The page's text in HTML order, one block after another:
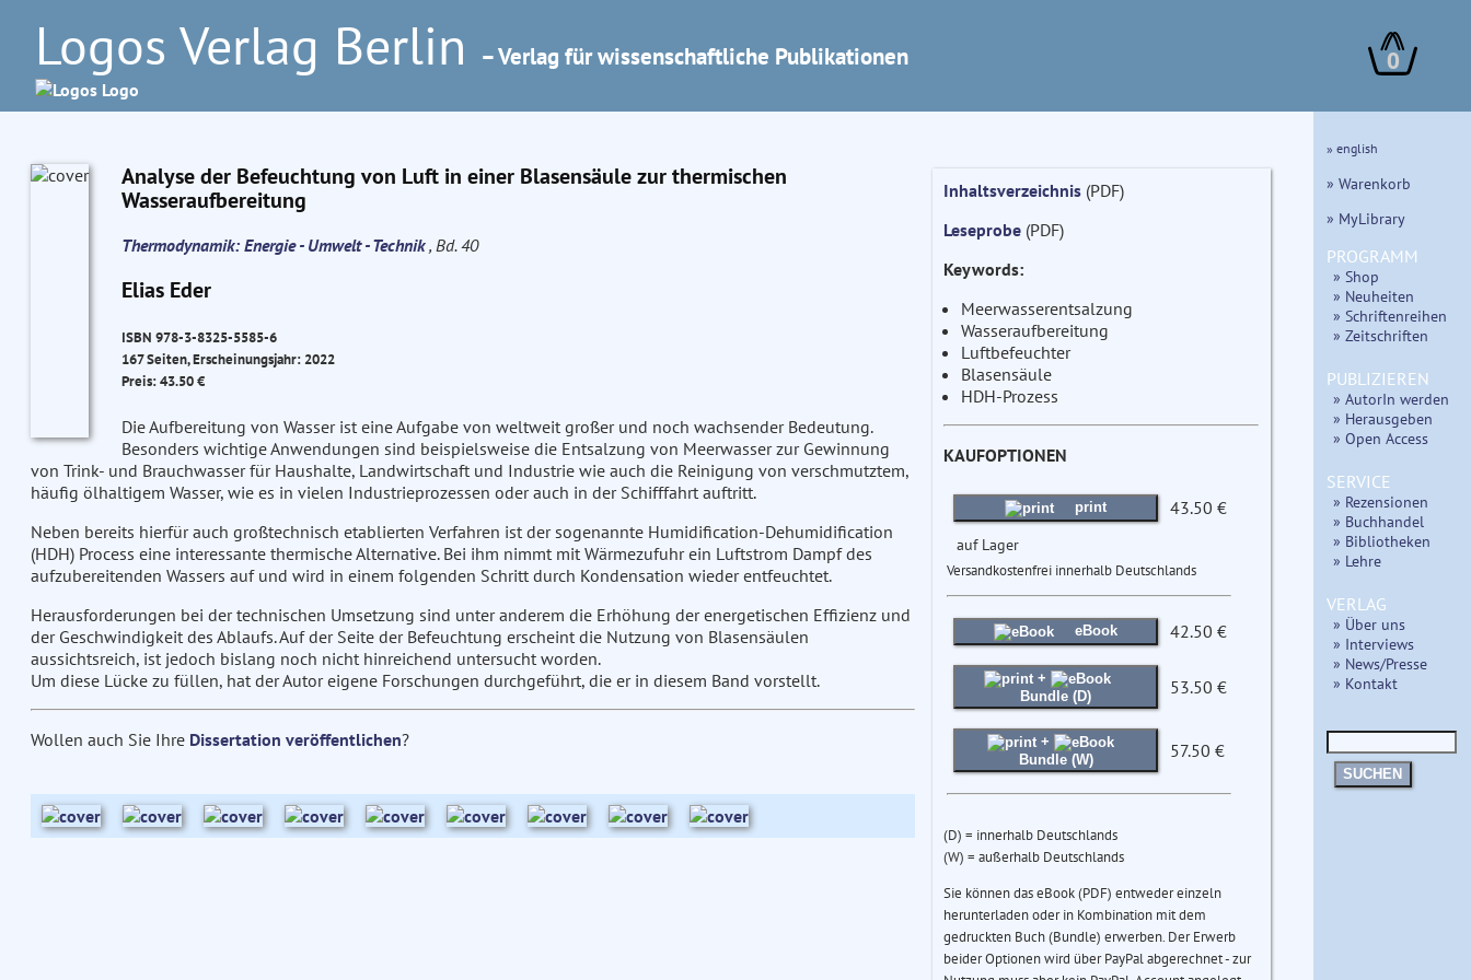
Logos Verlag Berlin – Verlag für wissenschaftliche Publikationen 0
Analyse der Befeuchtung von Luft in einer Blasensäule zur thermischen
Wasseraufbereitung
Thermodynamik: Energie - Umwelt - Technik, Bd. 40
Elias Eder
ISBN 978-3-8325-5585-6
167 Seiten, Erscheinungsjahr: 2022
Preis: 43.50 €
Die Aufbereitung von Wasser ist eine Aufgabe von weltweit großer und noch wachsender Bedeutung.
Besonders wichtige Anwendungen sind beispielsweise die Entsalzung von Meerwasser zur Gewinnung
von Trink- und Brauchwasser für Haushalte, Landwirtschaft und Industrie wie auch die Reinigung von verschmutztem,
häufig ölhaltigem Wasser, wie es in vielen Industrieprozessen oder auch in der Schifffahrt auftritt.
Neben bereits hierfür auch großtechnisch etablierten Verfahren ist der sogenannte Humidification-Dehumidification
(HDH) Process eine interessante thermische Alternative. Bei ihm nimmt mit Wärmezufuhr ein Luftstrom Dampf des
aufzubereitenden Wassers auf und wird in einem folgenden Schritt durch Kondensation wieder entfeuchtet.
Herausforderungen bei der technischen Umsetzung sind unter anderem die Erhöhung der energetischen Effizienz und
der Geschwindigkeit des Ablaufs. Auf der Seite der Befeuchtung erscheint die Nutzung von Blasensäulen
aussichtsreich, ist jedoch bislang noch nicht hinreichend untersucht worden.
Um diese Lücke zu füllen, hat der Autor eigene Forschungen durchgeführt, die er in diesem Band vorstellt.
Wollen auch Sie Ihre Dissertation veröffentlichen?
Inhaltsverzeichnis(PDF)
Leseprobe(PDF)
Keywords:
Meerwasserentsalzung
Wasseraufbereitung
Luftbefeuchter
Blasensäule
HDH-Prozess
KAUFOPTIONEN
print 43.50 €
auf Lager
Versandkostenfrei innerhalb Deutschlands
eBook 42.50 €
+
Bundle (D)
53.50 €
+
Bundle (W)
57.50 €
(D) = innerhalb Deutschlands
(W) = außerhalb Deutschlands
Sie können das eBook (PDF) entweder einzeln
herunterladen oder in Kombination mit dem
gedruckten Buch (Bundle) erwerben. Der Erwerb
beider Optionen wird über PayPal abgerechnet - zur
» english
» Warenkorb
» MyLibrary
PROGRAMM
» Shop
» Neuheiten
» Schriftenreihen
» Zeitschriften
PUBLIZIEREN
» AutorIn werden
» Herausgeben
» Open Access
SERVICE
» Rezensionen
» Buchhandel
» Bibliotheken
» Lehre
VERLAG
» Über uns
» Interviews
» News/Presse
» Kontakt
SUCHEN